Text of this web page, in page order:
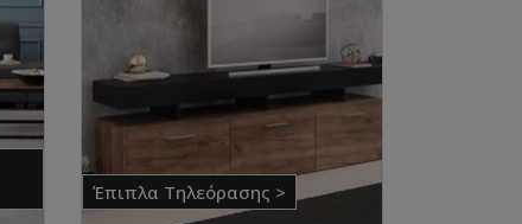
Έπιπλα Τηλεόρασης >